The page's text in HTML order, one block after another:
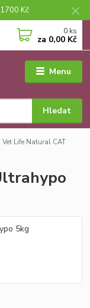
Kč
Menu
Hledat
0 ks
za 0,00 Kč
Vet Life Natural CAT